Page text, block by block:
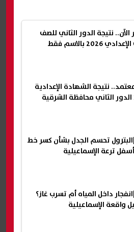
الآن.. نتيجة الدور الثاني للصف
2026 بالاسم فقط
نتيجة الشهادة الإعدادية
تحسم الجدل بشأن كسر خط
أسفل ترعة الإسماعيلية
داخل المياه أم تسرب غاز؟
واقعة الإسماعيلية